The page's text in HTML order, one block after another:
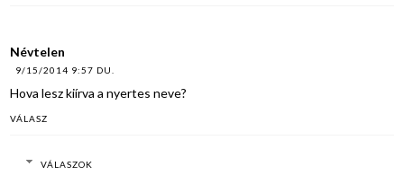
Névtelen
9/15/2014 9:57 DU.
Hova lesz kiírva a nyertes neve?
VÁLASZ
VÁLASZOK